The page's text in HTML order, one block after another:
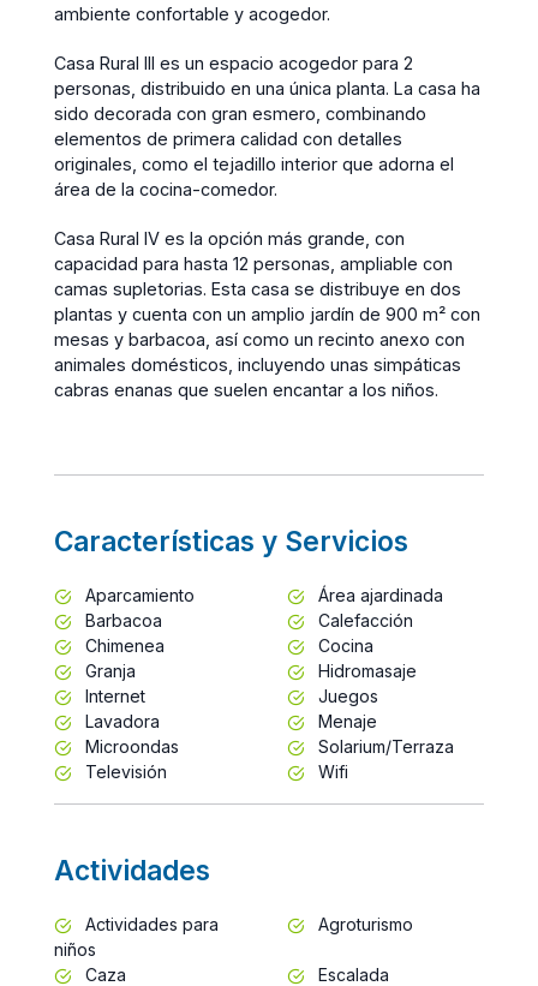
ambiente confortable y acogedor.
Casa Rural III es un espacio acogedor para 2
personas, distribuido en una única planta. La casa ha
sido decorada con gran esmero, combinando
elementos de primera calidad con detalles
originales, como el tejadillo interior que adorna el
área de la cocina-comedor.
Casa Rural IV es la opción más grande, con
capacidad para hasta 12 personas, ampliable con
camas supletorias. Esta casa se distribuye en dos
plantas y cuenta con un amplio jardín de 900 m² con
mesas y barbacoa, así como un recinto anexo con
animales domésticos, incluyendo unas simpáticas
cabras enanas que suelen encantar a los niños.
Características y Servicios
Aparcamiento
Área ajardinada
Barbacoa
Calefacción
Chimenea
Cocina
Granja
Hidromasaje
Internet
Juegos
Lavadora
Menaje
Microondas
Solarium/Terraza
Televisión
Wifi
Actividades
Actividades para
niños
Agroturismo
Caza
Escalada